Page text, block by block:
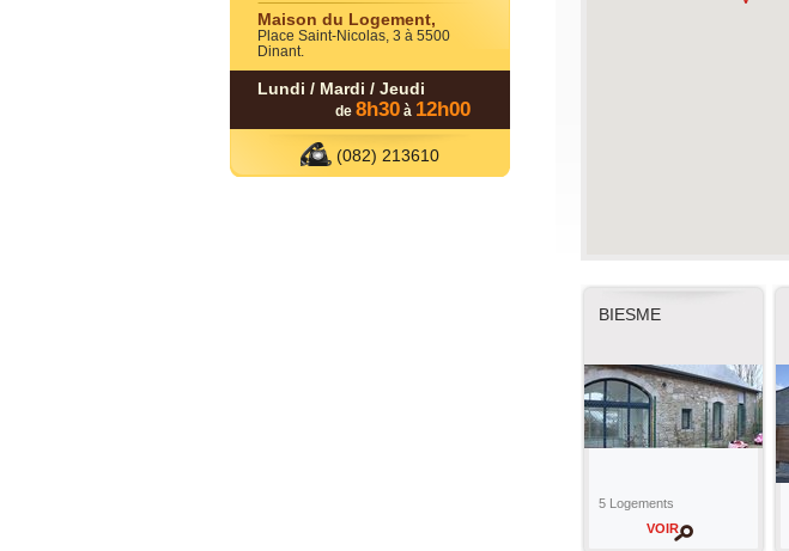
Maison du Logement,
Place Saint-Nicolas, 3 à 5500
Dinant.
Lundi / Mardi / Jeudi
de 8h30 à 12h00
(082) 213610
BIESME
5 Logements
VOIR